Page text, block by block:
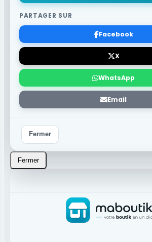
PARTAGER SUR
Facebook
X
WhatsApp
Email
Fermer
Fermer